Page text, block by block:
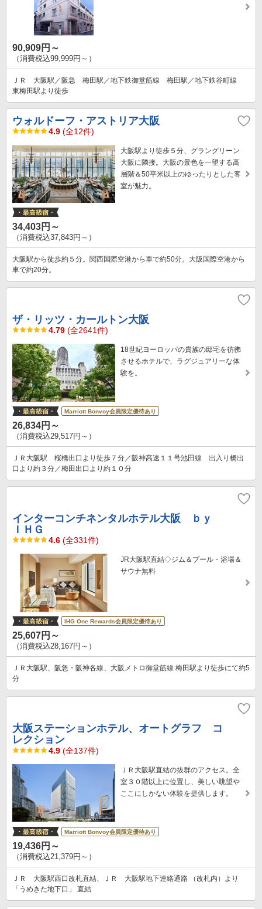
90,909円～
（消費税込99,999円～）
ＪＲ 大阪駅／阪急 梅田駅／地下鉄御堂筋線 梅田駅／地下鉄谷町線
東梅田駅より徒歩
ウォルドーフ・アストリア大阪
4.9 (全12件)
大阪駅より徒歩５分、グラングリーン
大阪に隣接。大阪の景色を一望する高
層階＆50平米以上のゆったりとした客
室が魅力。
34,403円～
（消費税込37,843円～）
大阪駅から徒歩約５分。関西国際空港から車で約50分。大阪国際空港から
車で約20分。
ザ・リッツ・カールトン大阪
4.79 (全2641件)
18世紀ヨーロッパの貴族の邸宅を彷彿
させるホテルで、ラグジュアリーな体
験を。
Marriott Bonvoy会員限定優待あり
26,834円～
（消費税込29,517円～）
ＪＲ大阪駅 桜橋出口より徒歩７分／阪神高速１１号池田線 出入り橋出
口より約３分／梅田出口より約１０分
インターコンチネンタルホテル大阪 ｂｙ
ＩＨＧ
4.6 (全331件)
JR大阪駅直結◇ジム＆プール・浴場＆
サウナ無料
IHG One Rewards会員限定優待あり
25,607円～
（消費税込28,167円～）
ＪＲ大阪駅、阪急・阪神各線、大阪メトロ御堂筋線 梅田駅より徒歩にて約5
分
大阪ステーションホテル、オートグラフ コ
レクション
4.9 (全137件)
ＪＲ大阪駅直結の抜群のアクセス。全
室３０階以上に位置し、美しい眺望や
ここにしかない体験を提供します。
Marriott Bonvoy会員限定優待あり
19,436円～
（消費税込21,379円～）
ＪＲ 大阪駅西口改札直結、ＪＲ 大阪駅地下連絡通路 （改札内）より
「うめきた地下口」 直結